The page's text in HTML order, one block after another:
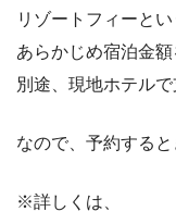
リゾートフィーと
あらかじめ宿泊金
別途、現地ホテル
なので、予約すると
※詳しくは、